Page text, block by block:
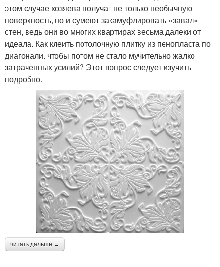
этом случае хозяева получат не только необычную
поверхность, но и сумеют закамуфлировать «завал»
стен, ведь они во многих квартирах весьма далеки от
идеала. Как клеить потолочную плитку из пенопласта по
диагонали, чтобы потом не стало мучительно жалко
затраченных усилий? Этот вопрос следует изучить
подробно.
читать дальше →